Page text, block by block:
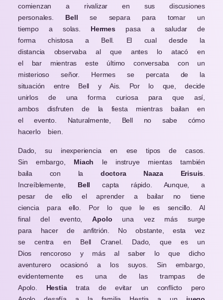
comienzan a rivalizar en sus discusiones
personales. Bellse separa para tomar un
tiempo a solas. Hermes pasa a saludar de
forma chistosa a Bell. El cual desde la
distancia observaba al que antes lo atacó en
el bar mientras este último conversaba con un
misterioso señor. Hermes se percata de la
situación entre Bell y Ais. Por lo que, decide
unirlos de una forma curiosa para que así,
ambos disfruten de la fiesta mientras bailan en
el evento. Naturalmente, Bell no sabe cómo
hacerlo bien.
Dado, su inexperiencia en ese tipos de casos.
Sin embargo, Miach le instruye mientas también
baila con la doctora Naaza Erisuis
Increíblemente, Bellcapta rápido. Aunque, a
pesar de ello el aprender a bailar no tiene
ciencia para ello. Por lo que le es sencillo. Al
final del evento,Apolo una vez más surge
para hacer de anfitrión. No obstante, esta vez
se centra en Bell Cranel. Dado, que es un
Dios rencoroso y más al saber lo que dicho
aventurero ocasionó a los suyos. Sin embargo,
evidentemente es una de las trampas de
Apolo. Hestiatrata de evitar un conflicto pero